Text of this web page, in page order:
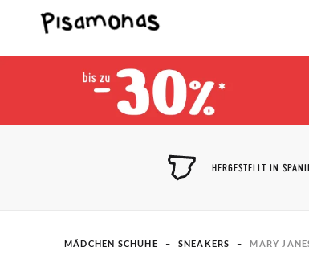
HERGESTELLT IN
MÄDCHEN SCHUHE SNEAKERS MARY